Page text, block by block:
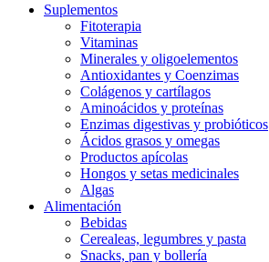
Suplementos
Fitoterapia
Vitaminas
Minerales y oligoelementos
Antioxidantes y Coenzimas
Colágenos y cartílagos
Aminoácidos y proteínas
Enzimas digestivas y probióticos
Ácidos grasos y omegas
Productos apícolas
Hongos y setas medicinales
Algas
Alimentación
Bebidas
Cerealeas, legumbres y pasta
Snacks, pan y bollería